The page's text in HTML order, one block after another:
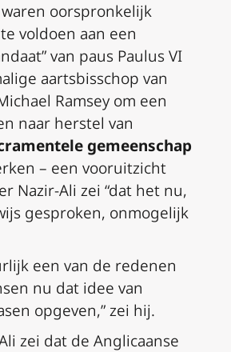
oorspronkelijk
voldoen aan een
van paus Paulus VI
aartsbisschop van
Ramsey om een
naar herstel van
gemeenschap
– een vooruitzicht
Nazir-Ali zei “dat het nu,
gesproken, onmogelijk
een van de redenen
nu dat idee van
opgeven,” zei hij.
zei dat de Anglicaanse